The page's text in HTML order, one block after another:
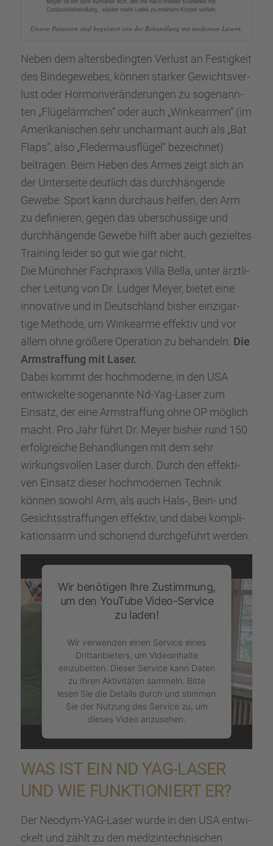
Unsere Patien­ten sind begeis­tert von der Behand­lung mit moder­nen Lasern.
Neben dem alters­be­ding­ten Verlust an Festig­keit
des Binde­ge­we­bes, können starker Gewichts­ver­
lust oder Hormon­ver­än­de­run­gen zu sogenann­
ten „Flügel­ärm­chen“ oder auch „Winke­ar­men“ (im
Ameri­ka­ni­schen sehr unchar­mant auch als „Bat
Flaps“, also „Fleder­maus­flü­gel“ bezeich­net)
beitra­gen. Beim Heben des Armes zeigt sich an
der Unter­seite deutlich das durch­hän­gende
Gewebe. Sport kann durch­aus helfen, den Arm
zu definie­ren, gegen das überschüs­sige und
durch­hän­gende Gewebe hilft aber auch geziel­tes
Training leider so gut wie gar nicht.
Die Münch­ner Fachpra­xis Villa Bella, unter ärztli­
cher Leitung von Dr. Ludger Meyer, bietet eine
innova­tive und in Deutsch­land bisher einzig­ar­
tige Methode, um Winke­arme effek­tiv und vor
allem ohne größere Opera­tion zu behan­deln: Die
Armstraf­fung mit Laser.
Dabei kommt der hochmo­derne, in den USA
entwi­ckelte sogenannte Nd-Yag-Laser zum
Einsatz, der eine Armstraf­fung ohne OP möglich
macht. Pro Jahr führt Dr. Meyer bisher rund 150
erfolg­rei­che Behand­lun­gen mit dem sehr
wirkungs­vol­len Laser durch. Durch den effek­ti­
ven Einsatz dieser hochmo­der­nen Technik
können sowohl Arm, als auch Hals‑, Bein- und
Gesichts­straf­fun­gen effek­tiv, und dabei kompli­
ka­ti­ons­arm und schonend durch­ge­führt werden.
Wir benötigen Ihre Zustimmung,
um den YouTube Video-Service
zu laden!
Wir verwenden einen Service eines
Drittanbieters, um Videoinhalte
einzubetten. Dieser Service kann Daten
zu Ihren Aktivitäten sammeln. Bitte
lesen Sie die Details durch und stimmen
Sie der Nutzung des Service zu, um
dieses Video anzusehen.
Mehr Informationen
Usercentrics Consent Management Platform
WAS IST EIN ND YAG-LASER
UND WIE FUNKTIO­NIERT ER?
Der Neodym-YAG-Laser wurde in den USA entwi­
ckelt und zählt zu den medizin­tech­ni­schen